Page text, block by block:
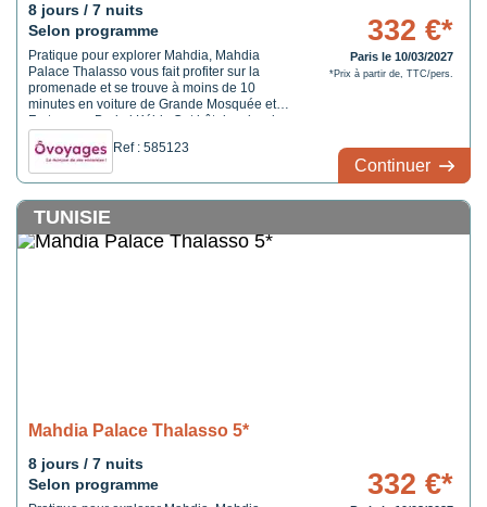
8 jours / 7 nuits
Selon programme
Pratique pour explorer Mahdia, Mahdia
Palace Thalasso vous fait profiter sur la
promenade et se trouve à moins de 10
minutes en voiture de Grande Mosquée et
Forteresse Borj el Kébir. Cet hôtel au bord
de la plage se trouve à 5,9 km de Plage de
la corniche de Mahdia et à 8,2 km de Phare
de Mahdia.
Ref : 585123
332 €*
Paris le 10/03/2027
*Prix à partir de, TTC/pers.
Continuer
TUNISIE
Mahdia Palace Thalasso 5*
8 jours / 7 nuits
Selon programme
332 €*